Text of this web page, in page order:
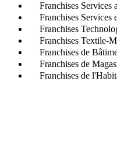
Franchises Services
Franchises Services
Franchises
Franchises Textile-
Franchises de
Franchises de
Franchises de